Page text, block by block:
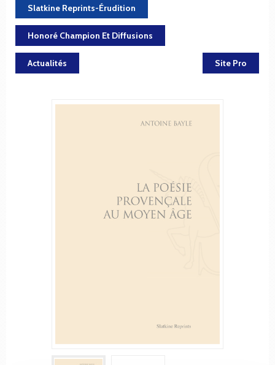
Slatkine Reprints-Érudition
Honoré Champion Et Diffusions
Actualités Site Pro